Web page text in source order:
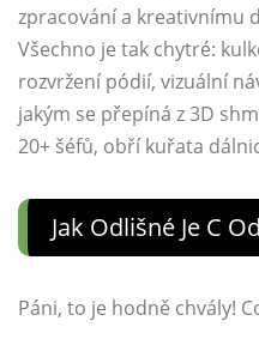
zpracování a kreativnímu
Všechno je tak chytré:
rozvržení pódií, vizuální
jakým se přepíná z 3D
20+ šéfů, obří kuřata
Jak Odlišné Je C
Páni, to je hodně chvály!